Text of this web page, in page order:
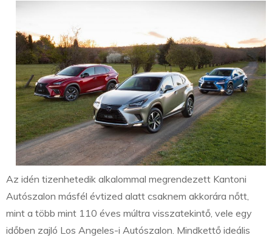
Az idén tizenhetedik alkalommal megrendezett Kantoni
Autószalon másfél évtized alatt csaknem akkorára nőtt,
mint a több mint 110 éves múltra visszatekintő, vele egy
időben zajló Los Angeles-i Autószalon. Mindkettő ideális